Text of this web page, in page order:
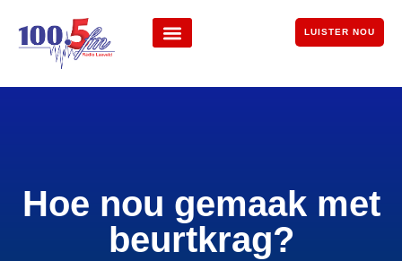
LUISTER NOU
Hoe nou gemaak met
beurtkrag?